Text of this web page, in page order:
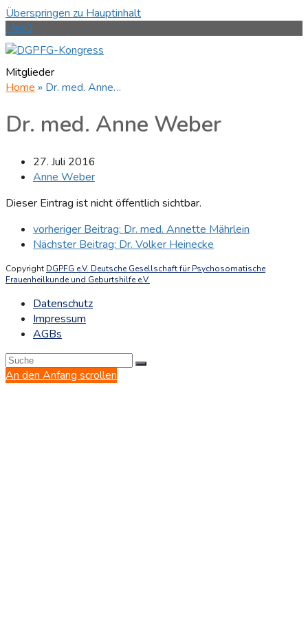
Überspringen zu Hauptinhalt
Menü
Mitglieder
Home » Dr. med. Anne…
Dr. med. Anne Weber
27. Juli 2016
Anne Weber
Dieser Eintrag ist nicht öffentlich sichtbar.
vorheriger Beitrag: Dr. med. Annette Mährlein
Nächster Beitrag: Dr. Volker Heinecke
Copyright DGPFG e.V. Deutsche Gesellschaft für Psychosomatische
Frauenheilkunde und Geburtshilfe e.V.
Datenschutz
Impressum
AGBs
An den Anfang scrollen